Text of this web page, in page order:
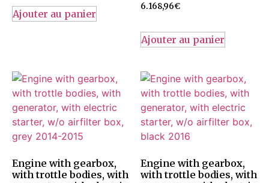
Ajouter au panier
6.168,96€
Ajouter au panier
Engine with gearbox,
with trottle bodies, with
Engine with gearbox,
with trottle bodies, with